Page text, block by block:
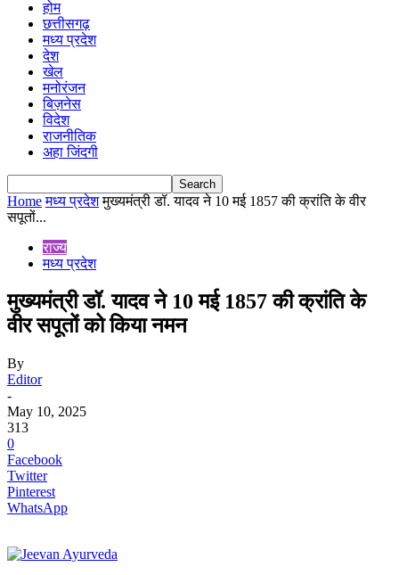
होम
छत्तीसगढ़
मध्य प्रदेश
देश
खेल
मनोरंजन
बिज़नेस
विदेश
राजनीतिक
अहा जिंदगी
Home मध्य प्रदेश मुख्यमंत्री डॉ. यादव ने 10 मई 1857 की क्रांति के वीर
सपूतों...
राज्य
मध्य प्रदेश
मुख्यमंत्री डॉ. यादव ने 10 मई 1857 की क्रांति के
वीर सपूतों को किया नमन
By
Editor
-
May 10, 2025
313
0
Facebook
Twitter
Pinterest
WhatsApp